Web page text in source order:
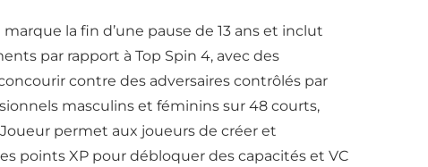
marque la fin d’une pause de 13 ans et inclut
par rapport à Top Spin 4, avec des
contre des adversaires contrôlés par
masculins et féminins sur 48 courts,
permet aux joueurs de créer et
points XP pour débloquer des capacités et VC